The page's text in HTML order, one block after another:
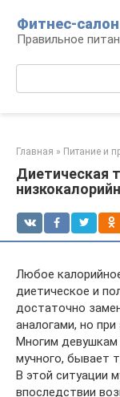
контенту
Фитнес-салон
Правильное
Главная » Питание и
Диетическая
Любое
диетическое и
достаточно
аналогами, но
Многим девушкам
мучного, бывает
В этой ситуации
впоследствии